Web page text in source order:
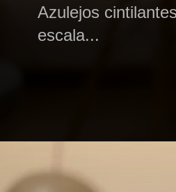
Azulejos
escala...